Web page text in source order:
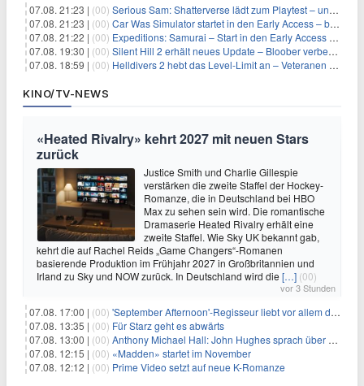
07.08. 21:23 | (00) Serious Sam: Shatterverse lädt zum Playtest – und erscheint schon bald!
07.08. 21:23 | (00) Car Was Simulator startet in den Early Access – bald gehts los!
07.08. 21:22 | (00) Expeditions: Samurai – Start in den Early Access ab heute im feudalen Japan
07.08. 19:30 | (00) Silent Hill 2 erhält neues Update – Bloober verbessert Grafik und Performance
07.08. 18:59 | (00) Helldivers 2 hebt das Level-Limit an – Veteranen können endlich weiter aufsteigen
KINO/TV-NEWS
«Heated Rivalry» kehrt 2027 mit neuen Stars
zurück
Justice Smith und Charlie Gillespie
verstärken die zweite Staffel der Hockey-
Romanze, die in Deutschland bei HBO
Max zu sehen sein wird. Die romantische
Dramaserie Heated Rivalry erhält eine
zweite Staffel. Wie Sky UK bekannt gab,
kehrt die auf Rachel Reids „Game Changers“-Romanen
basierende Produktion im Frühjahr 2027 in Großbritannien und
Irland zu Sky und NOW zurück. In Deutschland wird die […] (00)
vor 3 Stunden
07.08. 17:00 | (00) 'September Afternoon'-Regisseur liebt vor allem die 'Banalität' in seinen Filmen
07.08. 13:35 | (00) Für Starz geht es abwärts
07.08. 13:00 | (00) Anthony Michael Hall: John Hughes sprach über eine Fortsetzung von 'The Breakfast Club'
07.08. 12:15 | (00) «Madden» startet im November
07.08. 12:12 | (00) Prime Video setzt auf neue K-Romanze